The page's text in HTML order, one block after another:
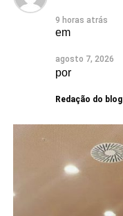
9 horas atrás
em
agosto 7, 2026
por
Redação do blog